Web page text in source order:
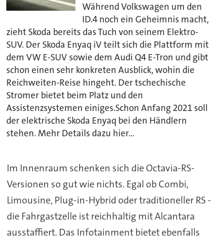
Während Volkswagen um den
ID.4 noch ein Geheimnis macht,
zieht Skoda bereits das Tuch von seinem Elektro-
SUV. Der Skoda Enyaq iV teilt sich die Plattform mit
dem VW E-SUV sowie dem Audi Q4 E-Tron und gibt
schon einen sehr konkreten Ausblick, wohin die
Reichweiten-Reise hingeht. Der tschechische
Stromer bietet beim Platz und den
Assistenzsystemen einiges.Schon Anfang 2021 soll
der elektrische Skoda Enyaq bei den Händlern
stehen. Mehr Details dazu hier...
Im Innenraum schenken sich die Octavia-RS-
Versionen so gut wie nichts. Egal ob Combi,
Limousine, Plug-in-Hybrid oder traditioneller RS -
die Fahrgastzelle ist reichhaltig mit Alcantara
ausstaffiert. Das Infotainment bietet ebenfalls